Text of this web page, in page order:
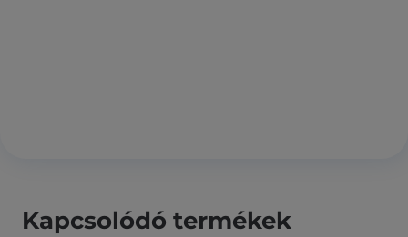
Kapcsolódó termékek